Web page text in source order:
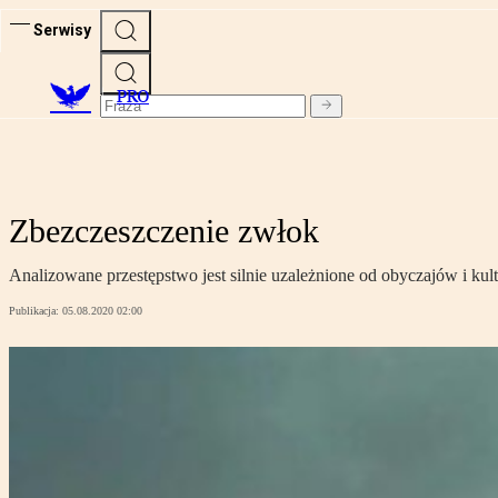
Serwisy
PRO
Zbezczeszczenie zwłok
Analizowane przestępstwo jest silnie uzależnione od obyczajów i
Publikacja: 05.08.2020 02:00